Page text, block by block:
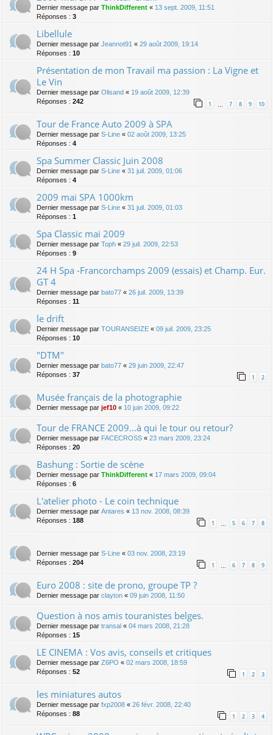
Dernier message par ThinkDifferent « 13 sept. 2009, 11:51
Réponses : 3
Libellule
Dernier message par Jeannot91 « 29 août 2009, 19:14
Réponses : 10
Présentation de mon Travail ma passion : La Vigne et
Le Vin
Dernier message par Olisand « 19 août 2009, 12:39
Réponses : 242 1 7 8 9 10
Tour de France Auto 2009 à SPA
Dernier message par S-Line « 02 août 2009, 13:25
Réponses : 4
Spa Summer Classic Juin 2008
Dernier message par S-Line « 31 juil. 2009, 01:06
Réponses : 4
2009 mai SPA 1000km
Dernier message par S-Line « 31 juil. 2009, 01:03
Réponses : 1
Spa Classic mai 2009
Dernier message par Toph « 29 juil. 2009, 22:53
Réponses : 9
24 H Spa -Francorchamps 2009 (essais) et Champ. Eur.
GT 4
Dernier message par bato77 « 26 juil. 2009, 13:39
Réponses : 11
le drift
Dernier message par TOURANSEIZE « 09 juil. 2009, 23:25
Réponses : 10
"DTM"
Dernier message par bato77 « 29 juin 2009, 22:47
Réponses : 37 1 2
Musée français de la photographie
Dernier message par jef10 « 10 juin 2009, 09:22
Tour de FRANCE 2009...à qui le tour ou retour?
Dernier message par FACECROSS « 23 mars 2009, 23:24
Réponses : 20
Bashung : Sortie de scène
Dernier message par ThinkDifferent « 17 mars 2009, 09:04
Réponses : 6
L'atelier photo - Le coin technique
Dernier message par Antares « 13 nov. 2008, 08:39
Réponses : 188 1 5 6 7 8
Dernier message par S-Line « 03 nov. 2008, 23:19
Réponses : 204 1 … 6 7 8 9
Euro 2008 : site de prono, groupe TP ?
Dernier message par clayton « 09 juin 2008, 11:50
Question à nos amis touranistes belges.
Dernier message par transal « 04 mars 2008, 21:28
Réponses : 15
LE CINEMA : Vos avis, conseils et critiques
Dernier message par Z6PO « 02 mars 2008, 18:59
Réponses : 52 1 2 3
les miniatures autos
Dernier message par fxp2008 « 26 févr. 2008, 22:40
Réponses : 88 1 2 3 4